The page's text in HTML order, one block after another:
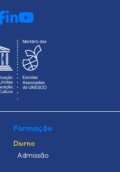
Formação
Diurno
Admissão